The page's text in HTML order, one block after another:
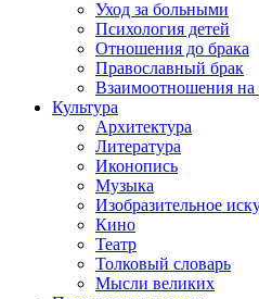
Уход за больными
Психология детей
Отношения до брака
Православный брак
Взаимоотношения на
Культура
Архитектура
Литература
Иконопись
Музыка
Изобразительное
Кино
Театр
Толковый словарь
Мысли великих